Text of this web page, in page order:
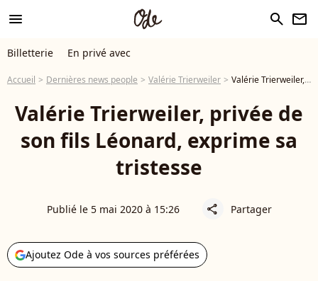
menu search newsletter
Billetterie En privé avec
Accueil Dernières news people Valérie Trierweiler Valérie Trierweiler, privée de son fils Léonard, exprime sa tristesse
Valérie Trierweiler, privée de
son fils Léonard, exprime sa
tristesse
Publié le 5 mai 2020 à 15:26 share Partager
Ajoutez Ode à vos sources préférées